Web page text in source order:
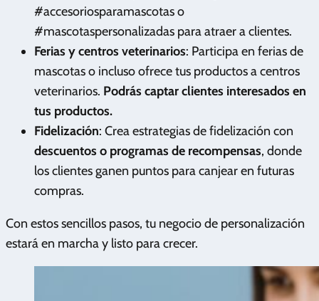
#accesoriosparamascotas o
#mascotaspersonalizadas para atraer a clientes.
Ferias y centros veterinarios: Participa en ferias de
mascotas o incluso ofrece tus productos a centros
veterinarios. Podrás captar clientes interesados en
tus productos.
Fidelización: Crea estrategias de fidelización con
descuentos o programas de recompensas, donde
los clientes ganen puntos para canjear en futuras
compras.
Con estos sencillos pasos, tu negocio de personalización
estará en marcha y listo para crecer.